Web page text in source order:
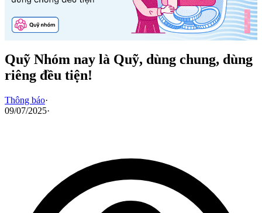
Quỹ Nhóm nay là Quỹ, dùng chung, dùng
riêng đều tiện!
Thông báo·
09/07/2025·